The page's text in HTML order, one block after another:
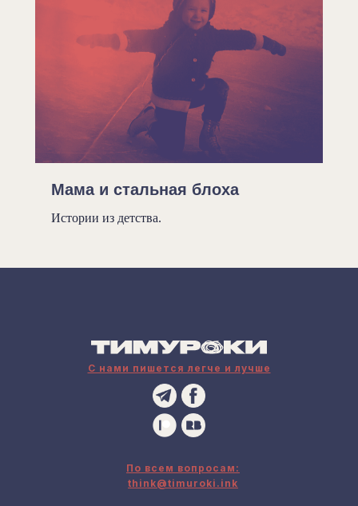
Мама и стальная блоха
Истории из детства.
С нами пишется легче и лучше
По всем вопросам:
think@timuroki.ink